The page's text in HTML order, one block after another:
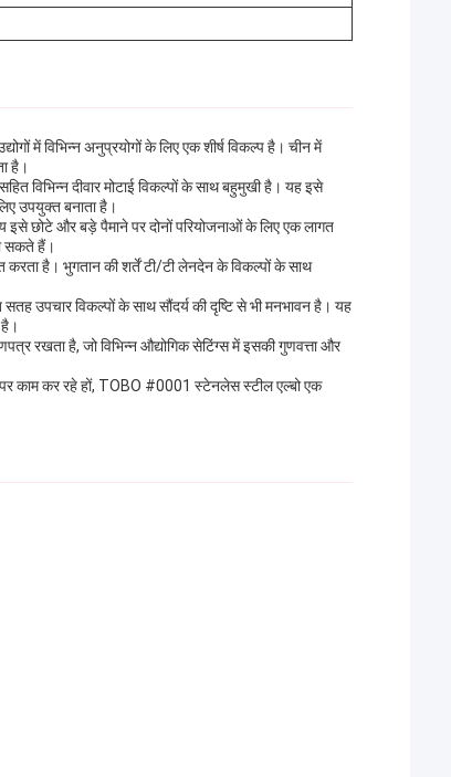
में विभिन्न अनुप्रयोगों के लिए एक शीर्ष विकल्प है। चीन में
है।
दीवार मोटाई विकल्पों के साथ बहुमुखी है। यह इसे
उपयुक्त बनाता है।
इसे छोटे और बड़े पैमाने पर दोनों परियोजनाओं के लिए एक लागत
सकते हैं।
करता है। भुगतान की शर्तें टी/टी लेनदेन के विकल्पों के साथ
उपचार विकल्पों के साथ सौंदर्य की दृष्टि से भी मनभावन है। यह
रखता है, जो विभिन्न औद्योगिक सेटिंग्स में इसकी गुणवत्ता और
पर काम कर रहे हों, TOBO #0001 स्टेनलेस स्टील एल्बो एक